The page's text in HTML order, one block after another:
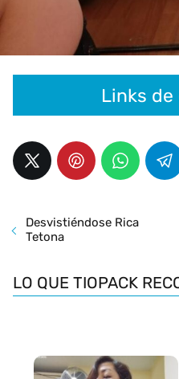
Links
Desvistiéndose Rica
Tetona
LO QUE TIOPACK